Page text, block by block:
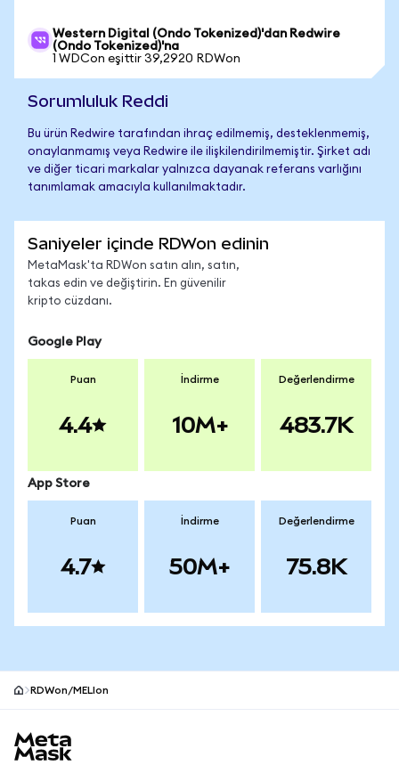
Western Digital (Ondo Tokenized)'dan Redwire
(Ondo Tokenized)'na
1 WDCon eşittir 39,2920 RDWon
Sorumluluk Reddi
Bu ürün Redwire tarafından ihraç edilmemiş, desteklenmemiş,
onaylanmamış veya Redwire ile ilişkilendirilmemiştir. Şirket adı
ve diğer ticari markalar yalnızca dayanak referans varlığını
tanımlamak amacıyla kullanılmaktadır.
Saniyeler içinde RDWon edinin
MetaMask'ta RDWon satın alın, satın,
takas edin ve değiştirin. En güvenilir
kripto cüzdanı.
Google Play
Puan
4.4
İndirme
10M+
Değerlendirme
483.7K
App Store
Puan
4.7
İndirme
50M+
Değerlendirme
75.8K
RDWon/MELIon